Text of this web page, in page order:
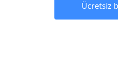
Ücretsiz